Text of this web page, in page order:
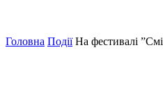
Головна Події На фестивалі